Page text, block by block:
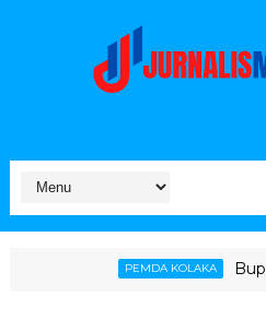
Bupati Kolaka Buka